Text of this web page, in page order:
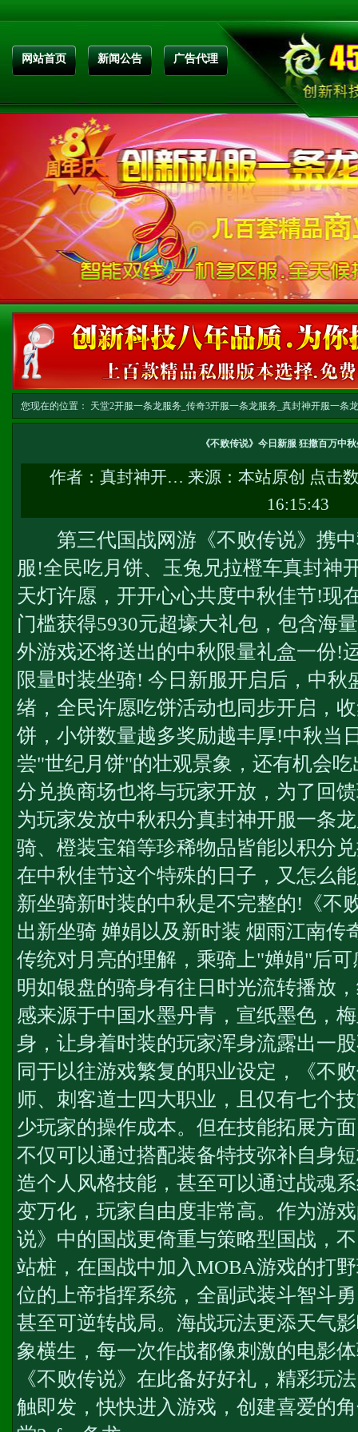
网站首页 新闻公告 广告代理
您现在的位置： 天堂2开服一条龙服务_传奇3开服一条龙服务_真封神开服一条
《不败传说》今日新服 狂撒百万中
作者： 真封神开… 来源：本站原创 点击
16:15:43
第三代国战网游《不败传说》携中
服!全民吃月饼、玉兔兄拉橙车真封神
天灯许愿，开开心心共度中秋佳节!现
门槛获得5930元超壕大礼包，包含海
外游戏还将送出的中秋限量礼盒一份!
限量时装坐骑! 今日新服开启后，中秋
绪，全民许愿吃饼活动也同步开启，
饼，小饼数量越多奖励越丰厚!中秋当
尝"世纪月饼"的壮观景象，还有机会
分兑换商场也将与玩家开放，为了回
为玩家发放中秋积分真封神开服一条
骑、橙装宝箱等珍稀物品皆能以积分
在中秋佳节这个特殊的日子，又怎么
新坐骑新时装的中秋是不完整的!《不
出新坐骑 婵娟以及新时装 烟雨江南传
传统对月亮的理解，乘骑上"婵娟"后
明如银盘的骑身有往日时光流转播放
感来源于中国水墨丹青，宣纸墨色，
身，让身着时装的玩家浑身流露出一
同于以往游戏繁复的职业设定，《不
师、刺客道士四大职业，且仅有七个
少玩家的操作成本。但在技能拓展方
不仅可以通过搭配装备特技弥补自身
造个人风格技能，甚至可以通过战魂
变万化，玩家自由度非常高。作为游
说》中的国战更倚重与策略型国战，
站桩，在国战中加入MOBA游戏的打
位的上帝指挥系统，全副武装斗智斗
甚至可逆转战局。海战玩法更添天气
象横生，每一次作战都像刺激的电影
《不败传说》在此备好好礼，精彩玩
触即发，快快进入游戏，创建喜爱的